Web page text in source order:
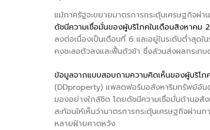
แม้ภาครัฐจะขยายมาตรการกระตุ้นเศรษฐกิจผ่
ดัชนีความเชื่อมั่นของผู้บริโภคในเดือนสิงหาค
ลงต่อเนื่องเป็นเดือนที่ 6 และอยู่ในระดับต่ำสุด
คงชะลอตัวลงและฟื้นตัวช้า ซึ่งล้วนส่งผลกระท
ข้อมูลจากแบบสอบถามความคิดเห็นของผู้บริ
(DDproperty) แพลตฟอร์มอสังหาริมทรัพย์อัน
มองอย่างใกล้ชิด โดยดัชนีความเชื่อมั่นด้านอ
สะท้อนให้เห็นว่ามาตรการกระตุ้นเศรษฐกิจผ่า
หลายฝ่ายคาดหวัง